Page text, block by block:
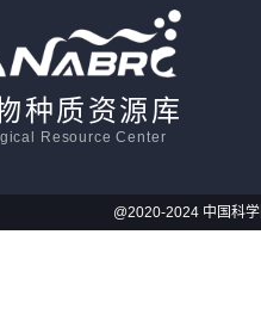
种质资源库
Resource Center
@2020-2024 中国科